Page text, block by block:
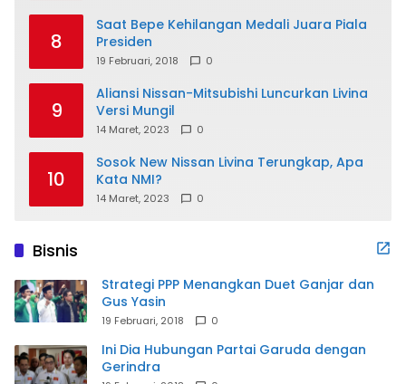
8
Saat Bepe Kehilangan Medali Juara Piala
Presiden
19 Februari, 2018 0
9
Aliansi Nissan-Mitsubishi Luncurkan Livina
Versi Mungil
14 Maret, 2023 0
10
Sosok New Nissan Livina Terungkap, Apa
Kata NMI?
14 Maret, 2023 0
Bisnis
Strategi PPP Menangkan Duet Ganjar dan
Gus Yasin
19 Februari, 2018 0
Ini Dia Hubungan Partai Garuda dengan
Gerindra